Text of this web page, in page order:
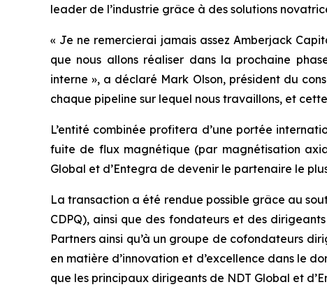
leader de l’industrie grâce à des solutions
« Je ne remercierai jamais assez Amberjack
que nous allons réaliser dans la prochaine
interne », a déclaré Mark Olson, président du
chaque pipeline sur lequel nous travaillons, et
L’entité combinée profitera d’une portée
fuite de flux magnétique (par magnétisation
Global et d’Entegra de devenir le partenaire le
La transaction a été rendue possible grâce au
CDPQ), ainsi que des fondateurs et des
Partners ainsi qu’à un groupe de cofondateurs
en matière d’innovation et d’excellence dans le
que les principaux dirigeants de NDT Global et